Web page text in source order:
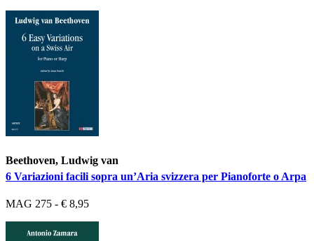
Beethoven, Ludwig van
6 Variazioni facili sopra un’Aria svizzera per Pianoforte o Arpa
MAG 275 - € 8,95